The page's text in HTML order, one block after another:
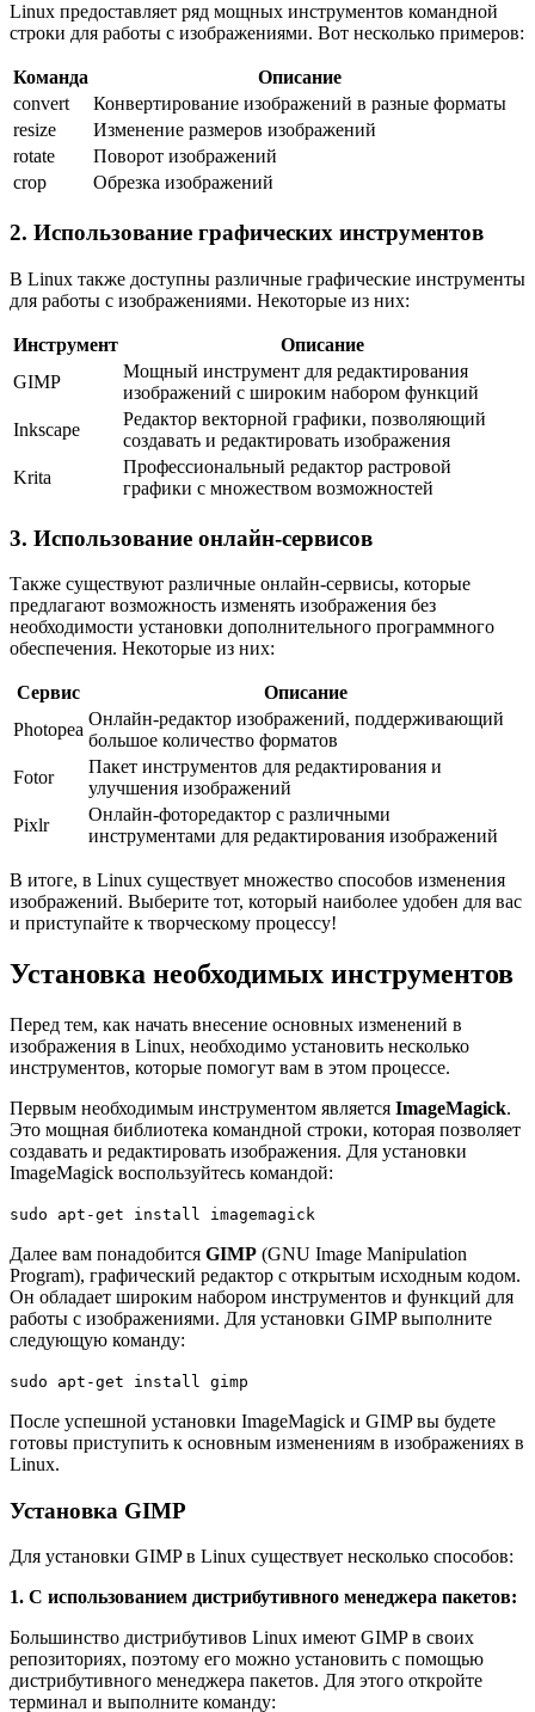
Linux предоставляет ряд мощных инструментов командной
строки для работы с изображениями. Вот несколько примеров:
Команда
Описание
convert
Конвертирование изображений в разные форматы
resize
Изменение размеров изображений
rotate
Поворот изображений
crop
Обрезка изображений
2. Использование графических инструментов
В Linux также доступны различные графические инструменты
для работы с изображениями. Некоторые из них:
Инструмент
Описание
GIMP
Мощный инструмент для редактирования
изображений с широким набором функций
Inkscape
Редактор векторной графики, позволяющий
создавать и редактировать изображения
Krita
Профессиональный редактор растровой
графики с множеством возможностей
3. Использование онлайн-сервисов
Также существуют различные онлайн-сервисы, которые
предлагают возможность изменять изображения без
необходимости установки дополнительного программного
обеспечения. Некоторые из них:
Сервис
Описание
Photopea
Онлайн-редактор изображений, поддерживающий
большое количество форматов
Fotor
Пакет инструментов для редактирования и
улучшения изображений
Pixlr
Онлайн-фоторедактор с различными
инструментами для редактирования изображений
В итоге, в Linux существует множество способов изменения
изображений. Выберите тот, который наиболее удобен для вас
и приступайте к творческому процессу!
Установка необходимых инструментов
Перед тем, как начать внесение основных изменений в
изображения в Linux, необходимо установить несколько
инструментов, которые помогут вам в этом процессе.
Первым необходимым инструментом является ImageMagick.
Это мощная библиотека командной строки, которая позволяет
создавать и редактировать изображения. Для установки
ImageMagick воспользуйтесь командой:
sudo apt-get install imagemagick
Далее вам понадобится GIMP (GNU Image Manipulation
Program), графический редактор с открытым исходным кодом.
Он обладает широким набором инструментов и функций для
работы с изображениями. Для установки GIMP выполните
следующую команду:
sudo apt-get install gimp
После успешной установки ImageMagick и GIMP вы будете
готовы приступить к основным изменениям в изображениях в
Linux.
Установка GIMP
Для установки GIMP в Linux существует несколько способов:
1. С использованием дистрибутивного менеджера пакетов:
Большинство дистрибутивов Linux имеют GIMP в своих
репозиториях, поэтому его можно установить с помощью
дистрибутивного менеджера пакетов. Для этого откройте
терминал и выполните команду: